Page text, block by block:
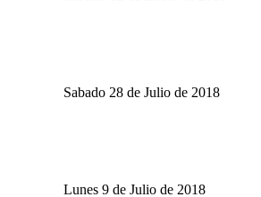
Sabado 28 de Julio de 2018
Lunes 9 de Julio de 2018